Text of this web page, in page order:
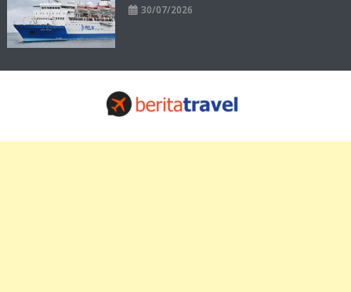
30/07/2026
Travelbiz